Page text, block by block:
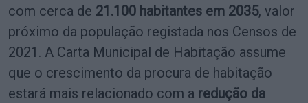
com cerca de 21.100 habitantes em 2035, valor
próximo da população registada nos Censos de
2021. A Carta Municipal de Habitação assume
que o crescimento da procura de habitação
estará mais relacionado com a redução da